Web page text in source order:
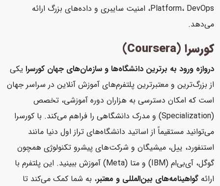
Platform، DevOps، امنیت سایبری و داده‌های بزرگ ارائه
می‌دهد.
کورسرا (Coursera)
دروازه ورود به برترین دانشگاه‌ها و سازمان‌های جهان کورسرایکی
از بزرگ‌ترین و معتبرترین پلتفرم‌های آموزش آنلاین در سراسر جهان
است که امکان دسترسی به هزاران دوره آموزشی، تخصص
(Specialization) و مدرک دانشگاهی را فراهم می‌کند. با کورسرا
می‌توانید مستقیماً از اساتید دانشگاه‌های تراز اول دنیا مانند
استنفورد، ییل، میشیگان و شرکت‌های پیشرو تکنولوژی همچون
گوگل، آی‌بی‌ام (IBM) و متا (Meta) آموزش ببینید. این پلتفرم با
ارائهگواهینامه‌های بین‌المللی و معتبر، به شما کمک می‌کند تا